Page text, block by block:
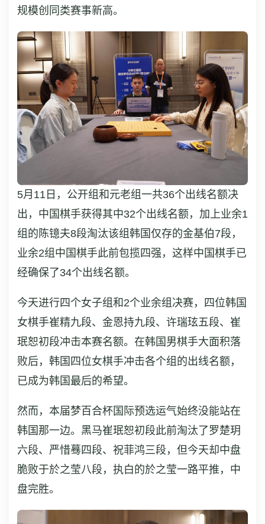
规模创同类赛事新高。
5月11日，公开组和元老组一共36个出线名额决
出，中国棋手获得其中32个出线名额，加上业余1
组的陈镱夫8段淘汰该组韩国仅存的金基伯7段，
业余2组中国棋手此前包揽四强，这样中国棋手已
经确保了34个出线名额。
今天进行四个女子组和2个业余组决赛，四位韩国
女棋手崔精九段、金恩持九段、许瑞玹五段、崔
珉恕初段冲击本赛名额。在韩国男棋手大面积落
败后，韩国四位女棋手冲击各个组的出线名额，
已成为韩国最后的希望。
然而，本届梦百合杯国际预选运气始终没能站在
韩国那一边。黑马崔珉恕初段此前淘汰了罗楚玥
六段、严惜蓦四段、祝菲鸿三段，但今天却中盘
脆败于於之莹八段，执白的於之莹一路平推，中
盘完胜。